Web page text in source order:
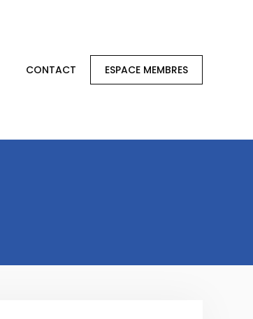
CONTACT ESPACE MEMBRES